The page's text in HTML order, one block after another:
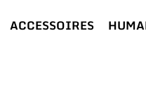
ACCESSOIRES